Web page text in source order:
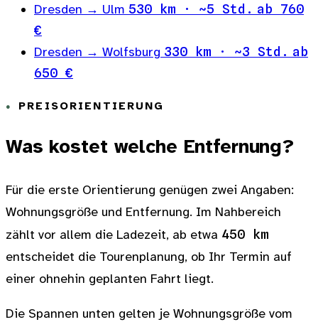
Dresden → Ulm 530 km · ~5 Std. ab 760
€
Dresden → Wolfsburg 330 km · ~3 Std. ab
650 €
PREISORIENTIERUNG
Was kostet welche Entfernung?
Für die erste Orientierung genügen zwei Angaben:
Wohnungsgröße und Entfernung. Im Nahbereich
zählt vor allem die Ladezeit, ab etwa 450 km
entscheidet die Tourenplanung, ob Ihr Termin auf
einer ohnehin geplanten Fahrt liegt.
Die Spannen unten gelten je Wohnungsgröße vom